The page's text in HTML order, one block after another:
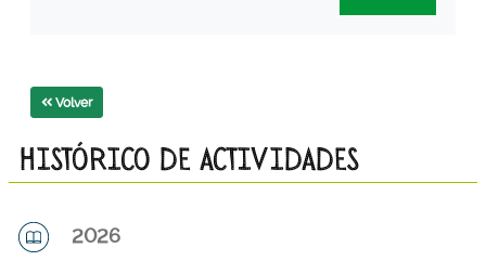
Volver
HISTÓRICO DE ACTIVIDADES
2026